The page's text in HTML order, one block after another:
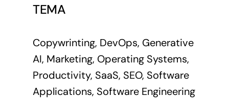
TEMA
Copywrinting, DevOps, Generative
AI, Marketing, Operating Systems,
Productivity, SaaS, SEO, Software
Applications, Software Engineering